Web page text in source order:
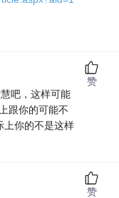
吧，这样可能
跟你的可能不
上你的不是这样
赞
赞